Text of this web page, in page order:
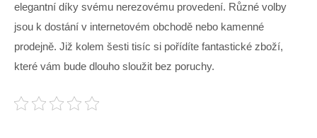
elegantní díky svému nerezovému provedení. Různé volby
jsou k dostání v internetovém obchodě nebo kamenné
prodejně. Již kolem šesti tisíc si pořídíte fantastické zboží,
které vám bude dlouho sloužit bez poruchy.